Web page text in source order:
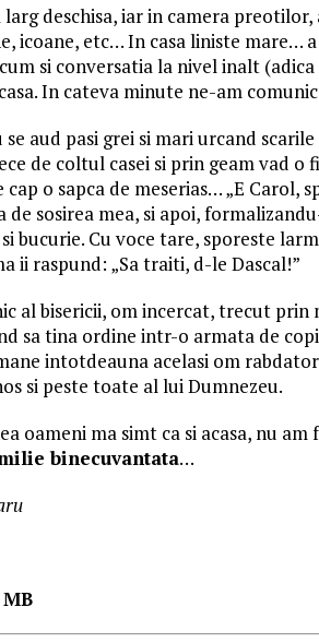
larg deschisa, iar in camera
icoane, etc… In casa liniste
si conversatia la nivel inalt
In cateva minute ne-am
aud pasi grei si mari urcand
de coltul casei si prin geam vad
cap o sapca de meserias… „E Carol,
de sosirea mea, si apoi,
bucurie. Cu voce tare, sporeste
ii raspund: „Sa traiti, d-le Dascal!”
al bisericii, om incercat, trecut prin
sa tina ordine intr-o armata de
intotdeauna acelasi om
si peste toate al lui Dumnezeu.
oameni ma simt ca si acasa, nu am
binecuvantata…